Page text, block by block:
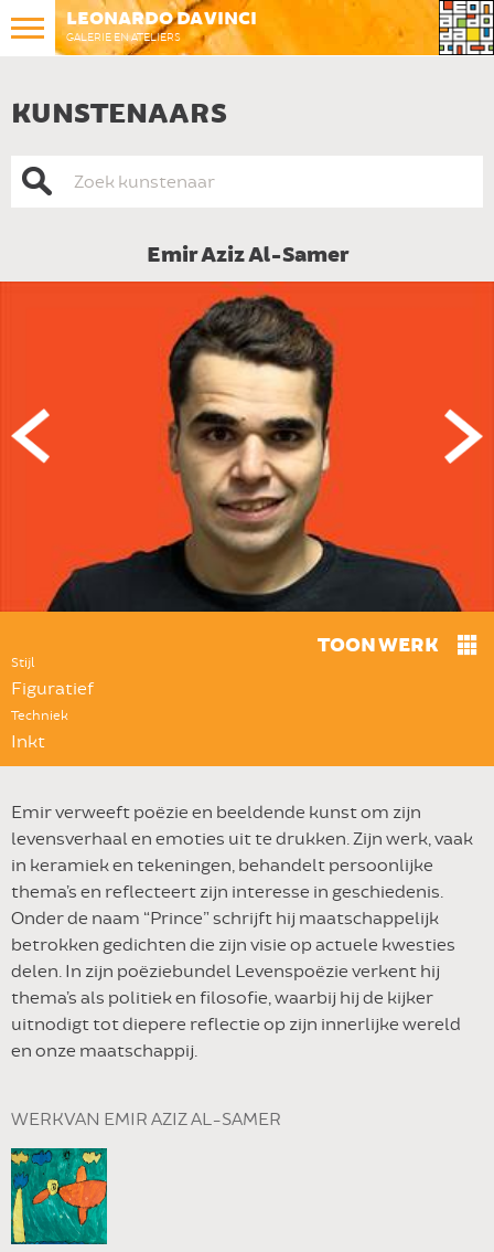
LEONARDO DA VINCI
GALERIE EN ATELIERS
KUNSTENAARS
Emir Aziz Al-Samer
TOON WERK
Stijl
Figuratief
Techniek
Inkt
Emir verweeft poëzie en beeldende kunst om zijn
levensverhaal en emoties uit te drukken. Zijn werk, vaak
in keramiek en tekeningen, behandelt persoonlijke
thema’s en reflecteert zijn interesse in geschiedenis.
Onder de naam “Prince” schrijft hij maatschappelijk
betrokken gedichten die zijn visie op actuele kwesties
delen. In zijn poëziebundel Levenspoëzie verkent hij
thema’s als politiek en filosofie, waarbij hij de kijker
uitnodigt tot diepere reflectie op zijn innerlijke wereld
en onze maatschappij.
WERK VAN EMIR AZIZ AL-SAMER